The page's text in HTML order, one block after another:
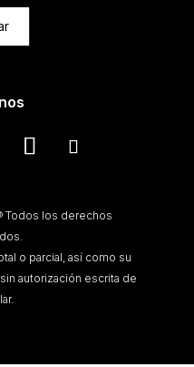
Todos los derechos
o parcial, así como su
autorización escrita de